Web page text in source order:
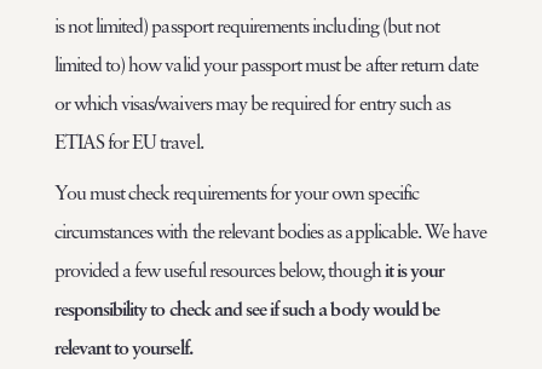
is not limited) passport requirements including (but not
limited to) how valid your passport must be after return date
or which visas/waivers may be required for entry such as
ETIAS for EU travel.
You must check requirements for your own specific
circumstances with the relevant bodies as applicable. We have
provided a few useful resources below, thoughit is your
responsibility to check and see if such a body would be
relevant to yourself.